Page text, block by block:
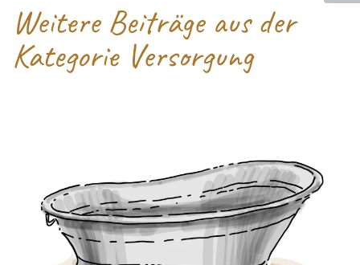
Weitere Beiträge aus der
Kategorie Versorgung